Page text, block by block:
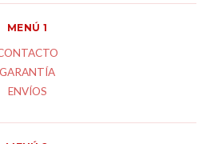
MENÚ 1
GARANTÍA
ENVÍOS